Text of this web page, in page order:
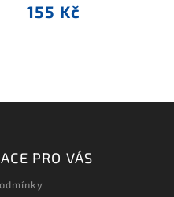
155 Kč
PRO VÁS